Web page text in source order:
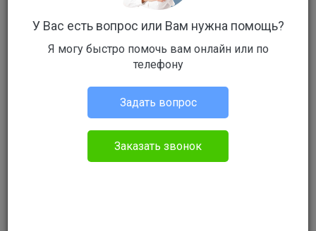
Вопрос уже решен
Ответов: 2
Административное право
У Вас есть вопрос или Вам нужна помощь?
Я могу быстро помочь вам онлайн или по
телефону
Задать вопрос
Заказать звонок